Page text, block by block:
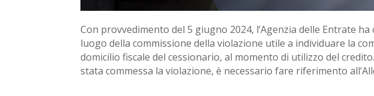
Con provvedimento del 5 giugno 2024, l’Agenzia delle Entrate
luogo della commissione della violazione utile a individuare la
domicilio fiscale del cessionario, al momento di utilizzo del
stata commessa la violazione, è necessario fare riferimento